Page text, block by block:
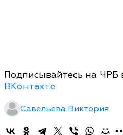
Подписывайтесь на ЧРБ
ВКонтакте
Савельева Виктория